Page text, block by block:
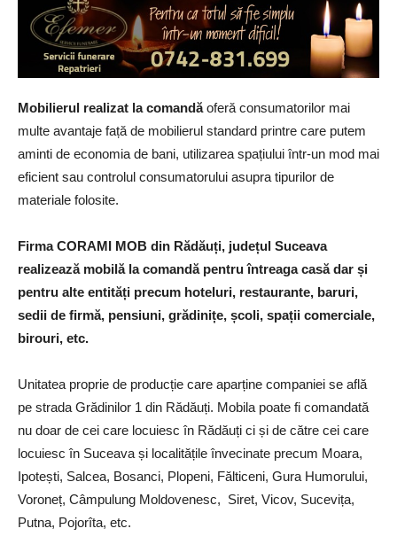
Mobilierul realizat la comandăoferă consumatorilor mai
multe avantaje față de mobilierul standard printre care putem
aminti de economia de bani, utilizarea spațiului într-un mod mai
eficient sau controlul consumatorului asupra tipurilor de
materiale folosite.
Firma CORAMI MOB din Rădăuți, județul Suceava
realizează mobilă la comandă pentru întreaga casă dar și
pentru alte entități precum hoteluri, restaurante, baruri,
sedii de firmă, pensiuni, grădinițe, școli, spații comerciale,
birouri, etc.
Unitatea proprie de producție care aparține companiei se află
pe strada Grădinilor 1 din Rădăuți. Mobila poate fi comandată
nu doar de cei care locuiesc în Rădăuți ci și de către cei care
locuiesc în Suceava și localitățile învecinate precum Moara,
Ipotești, Salcea, Bosanci, Plopeni, Fălticeni, Gura Humorului,
Voroneț, Câmpulung Moldovenesc, Siret, Vicov, Sucevița,
Putna, Pojorîta, etc.